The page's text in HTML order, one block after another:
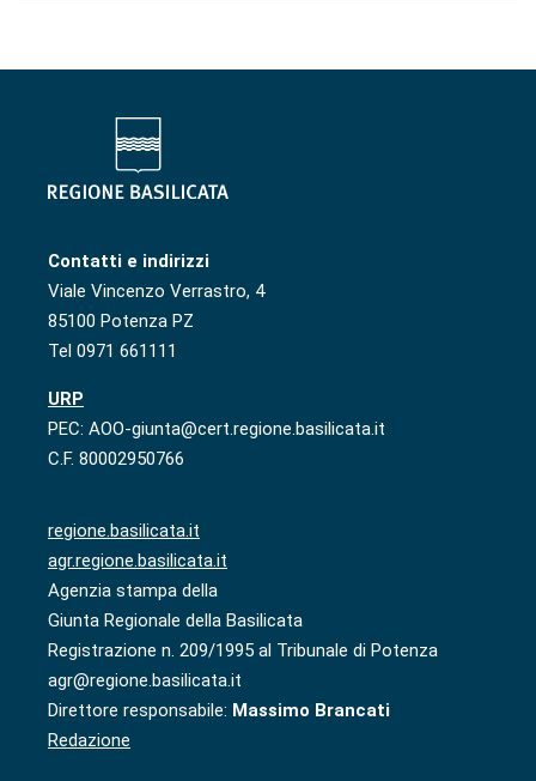
Contatti e indirizzi
Viale Vincenzo Verrastro, 4
85100 Potenza PZ
Tel 0971 661111
URP
PEC: AOO-giunta@cert.regione.basilicata.it
C.F. 80002950766
regione.basilicata.it
agr.regione.basilicata.it
Agenzia stampa della
Giunta Regionale della Basilicata
Registrazione n. 209/1995 al Tribunale di Potenza
agr@regione.basilicata.it
Direttore responsabile: Massimo Brancati
Redazione